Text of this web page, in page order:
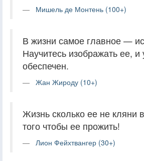
Мишель де Монтень (100+)
В жизни самое главное —
Научитесь изображать ее, и
обеспечен.
Жан Жироду (10+)
Жизнь сколько ее не кляни
того чтобы ее прожить!
Лион Фейхтвангер (30+)